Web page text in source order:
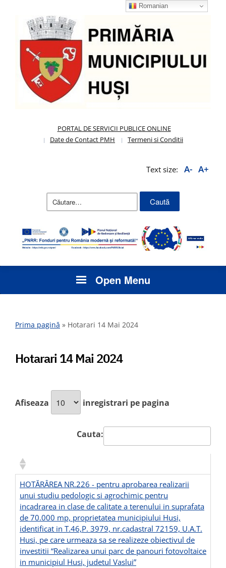
PORTAL DE SERVICII PUBLICE ONLINE
Date de Contact PMH
Termeni si Conditii
Text size: A- A+
Caută
Open Menu
Prima pagină » Hotarari 14 Mai 2024
Hotarari 14 Mai 2024
Afiseaza inregistrari pe pagina
Cauta:
HOTĂRÂREA NR.226 - pentru aprobarea realizarii
unui studiu pedologic si agrochimic pentru
incadrarea in clase de calitate a terenului in suprafata
de 70.000 mp, proprietatea municipiului Husi,
identificat in T.46,P. 3979, nr.cadastral 72159, U.A.T.
Husi, pe care urmeaza sa se realizeze obiectivul de
investitii “Realizarea unui parc de panouri fotovoltaice
in municipiul Husi, judetul Vaslui”
Romanian